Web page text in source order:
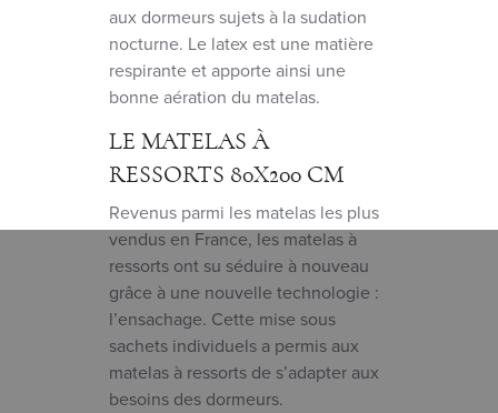
aux dormeurs sujets à la sudation
nocturne. Le latex est une matière
respirante et apporte ainsi une
bonne aération du matelas.
LE MATELAS À
RESSORTS 80X200 CM
Revenus parmi les matelas les plus
vendus en France, les matelas à
ressorts ont su séduire à nouveau
grâce à une nouvelle technologie :
l’ensachage. Cette mise sous
sachets individuels a permis aux
matelas à ressorts de s’adapter aux
besoins des dormeurs.